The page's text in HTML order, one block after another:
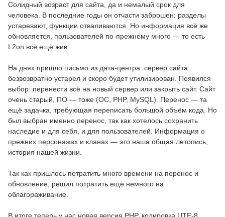
Солидный возраст для сайта, да и немалый срок для
человека. В последние годы он отчасти заброшен: разделы
устаревают, функции отваливаются. Но информация всё же
обновляется, пользователей по-прежнему много — то есть
L2on всё ещё жив.
На днях пришло письмо из дата-центра: сервер сайта
безвозвратно устарел и скоро будет утилизирован. Появился
выбор: перенести всё на новый сервер или закрыть сайт. Сайт
очень старый, ПО — тоже (ОС, PHP, MySQL). Перенос — та
ещё задачка, требующая переписать большой объём кода. Но
был выбран именно перенос, так как хотелось сохранить
наследие и для себя, и для пользователей. Информация о
прежних персонажах и кланах — это наша общая летопись,
история нашей жизни.
Так как пришлось потратить много времени на перенос и
обновление, решил потратить ещё немного на
облагораживание.